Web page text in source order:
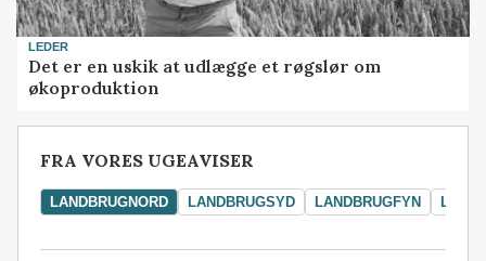
LEDER
Det er en uskik at udlægge et røgslør om
økoproduktion
FRA VORES UGEAVISER
LANDBRUGNORD LANDBRUGSYD LANDBRUGFYN